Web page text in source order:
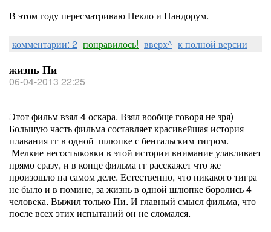
В этом году пересматриваю Пекло и Пандорум.
комментарии: 2 понравилось! вверх^ к полной версии
жизнь Пи
06-04-2013 22:25
Этот фильм взял 4 оскара. Взял вообще говоря не зря)
Большую часть фильма составляет красивейшая история
плавания гг в одной шлюпке с бенгальским тигром.
Мелкие несостыковки в этой истории внимание улавливает
прямо сразу, и в конце фильма гг расскажет что же
произошло на самом деле. Естественно, что никакого тигра
не было и в помине, за жизнь в одной шлюпке боролись 4
человека. Выжил только Пи. И главный смысл фильма, что
после всех этих испытаний он не сломался.